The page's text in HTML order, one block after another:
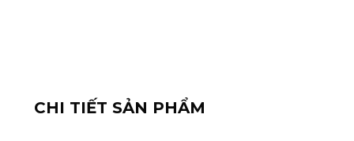
CHI TIẾT SẢN PHẨM